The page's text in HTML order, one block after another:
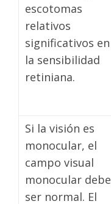
escotomas
relativos
significativos en
la sensibilidad
retiniana.
Si la visión es
monocular, el
campo visual
monocular debe
ser normal. El